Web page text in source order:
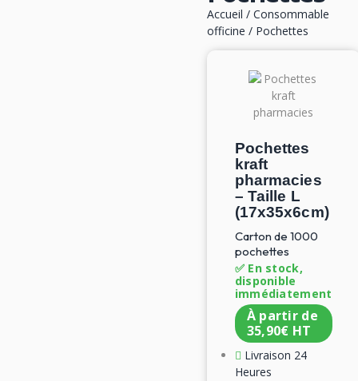
Accueil / Consommable
officine / Pochettes
Pochettes
kraft
pharmacies
– Taille L
(17x35x6cm)
Carton de 1000
pochettes
✅ En stock,
disponible
immédiatement
À partir de
35,90€ HT
Livraison 24
Heures